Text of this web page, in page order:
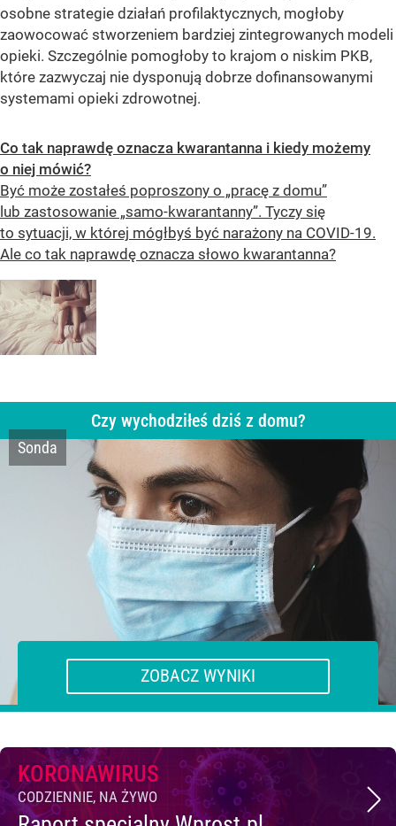
osobne strategie działań profilaktycznych, mogłoby
zaowocować stworzeniem bardziej zintegrowanych modeli
opieki. Szczególnie pomogłoby to krajom o niskim PKB,
które zazwyczaj nie dysponują dobrze dofinansowanymi
systemami opieki zdrowotnej.
Co tak naprawdę oznacza kwarantanna i kiedy możemy
o niej mówić?
Być może zostałeś poproszony o „pracę z domu”
lub zastosowanie „samo-kwarantanny”. Tyczy się
to sytuacji, w której mógłbyś być narażony na COVID-19.
Ale co tak naprawdę oznacza słowo kwarantanna?
Nie i nie zamierzam w najbliższych
dniach.
Tak, byłem w sklepie/aptece.
Tak, wyprowadzałem psa.
Tak, ponieważ musiałem jechać
do pracy.
powietrzu.
Czy wychodziłeś dziś z domu?
Sonda
ZOBACZ WYNIKI
KORONAWIRUS
CODZIENNIE, NA ŻYWO